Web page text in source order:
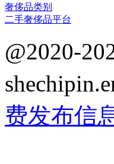
奢侈品类别
二手奢侈品平台
@2020-
费发布信